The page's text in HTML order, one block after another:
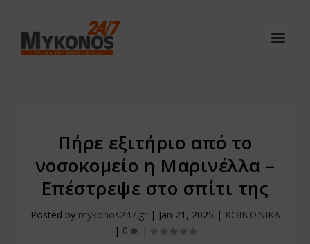
Πήρε εξιτήριο από το
νοσοκομείο η Μαρινέλλα –
Επέστρεψε στο σπίτι της
Posted by mykonos247.gr| Jan 21, 2025 | ΚΟΙΝΩΝΙΚΑ
| 0 |